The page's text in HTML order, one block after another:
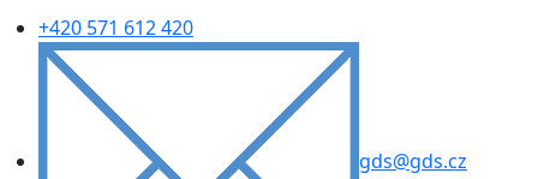
+420 571 612 420
gds@gds.cz